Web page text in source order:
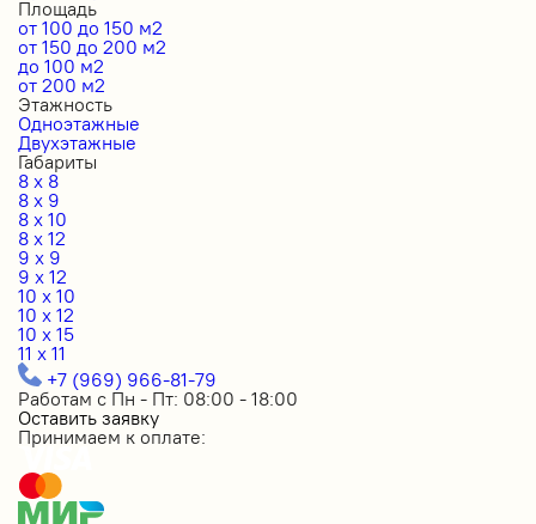
Площадь
от 100 до 150 м2
от 150 до 200 м2
до 100 м2
от 200 м2
Этажность
Одноэтажные
Двухэтажные
Габариты
8 x 8
8 x 9
8 x 10
8 x 12
9 x 9
9 x 12
10 x 10
10 x 12
10 x 15
11 x 11
+7 (969) 966-81-79
Работам с Пн - Пт: 08:00 - 18:00
Оставить заявку
Принимаем к оплате: